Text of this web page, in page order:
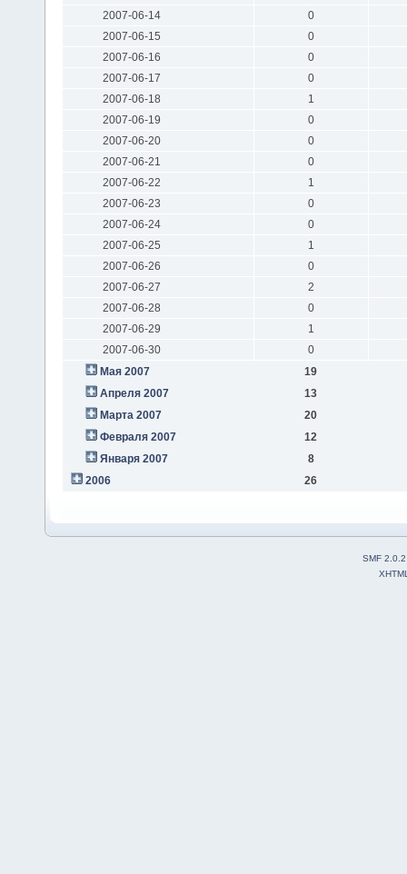
2007-06-14
0
2007-06-15
0
2007-06-16
0
2007-06-17
0
2007-06-18
1
2007-06-19
0
2007-06-20
0
2007-06-21
0
2007-06-22
1
2007-06-23
0
2007-06-24
0
2007-06-25
1
2007-06-26
0
2007-06-27
2
2007-06-28
0
2007-06-29
1
2007-06-30
0
Мая 2007
19
Апреля 2007
13
Марта 2007
20
Февраля 2007
12
Января 2007
8
2006
26
SMF 2.0.2